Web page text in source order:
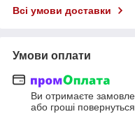
Всі умови доставки
Умови оплати
Ви отримаєте
або гроші